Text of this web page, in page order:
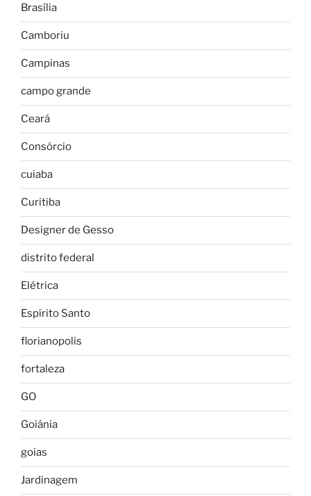
Brasília
Camboriu
Campinas
campo grande
Ceará
Consórcio
cuiaba
Curitiba
Designer de Gesso
distrito federal
Elétrica
Espírito Santo
florianopolis
fortaleza
GO
Goiânia
goias
Jardinagem